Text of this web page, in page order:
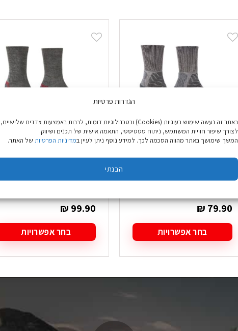
הגדרות פרטיות
באתר זה נעשה שימוש בעוגיות (Cookies) ובטכנולוגיות דומות, לרבות באמצעות צדדים שלישיים,
לצורך שיפור חוויית המשתמש, ניתוח סטטיסטי, התאמה אישית של תכנים ושיווק.
המשך שימושך באתר מהווה הסכמה לכך. למידע נוסף ניתן לעיין במדיניות הפרטיות של האתר.
הבנתי
₪79.90
בחר אפשרויות
למוצר
זה
₪99.90
בחר אפשרויות
למוצר
זה